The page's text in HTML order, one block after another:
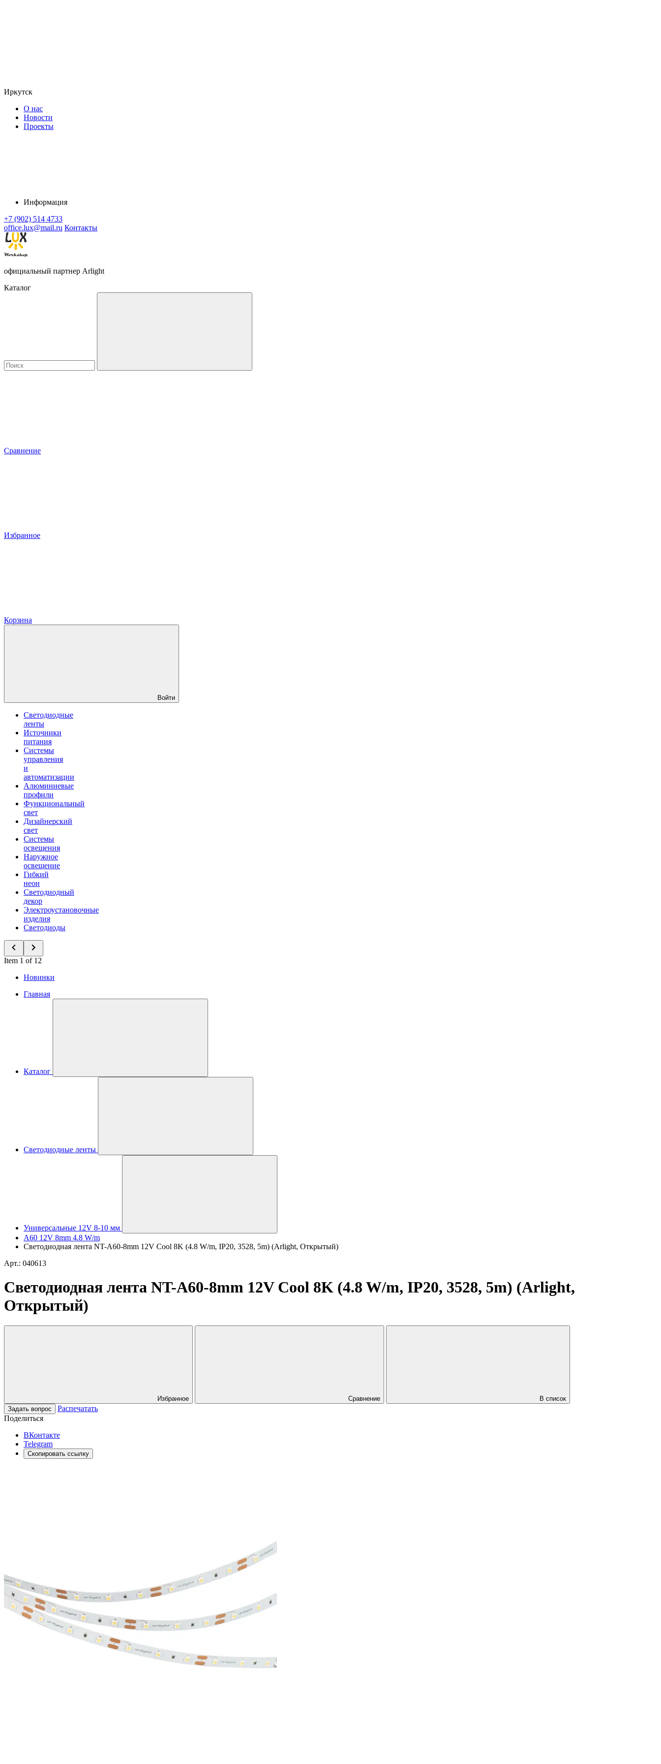
Иркутск
О нас
Новости
Проекты
Информация
+7 (902) 514 4733
office.lux@mail.ru Контакты
официальный партнер Arlight
Каталог
Сравнение
Избранное
Корзина
Войти
Светодиодные
ленты
Источники
питания
Системы
управления
и
автоматизации
Алюминиевые
профили
Функциональный
свет
Дизайнерский
свет
Системы
освещения
Наружное
освещение
Гибкий
неон
Светодиодный
декор
Электроустановочные
изделия
Светодиоды
Item 1 of 12
Новинки
Главная
Каталог
Светодиодные ленты
Универсальные 12V 8-10 мм
A60 12V 8mm 4.8 W/m
Светодиодная лента NT-A60-8mm 12V Cool 8K (4.8 W/m, IP20, 3528, 5m) (Arlight, Открытый)
Арт.: 040613
Светодиодная лента NT-A60-8mm 12V Cool 8K (4.8 W/m, IP20, 3528, 5m) (Arlight,
Открытый)
Избранное Сравнение
В список
Задать вопрос
Распечатать
Поделиться
ВКонтакте
Telegram
Скопировать ссылку